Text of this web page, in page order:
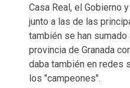
Casa Real, el Gobierno
junto a las de las
también se han
provincia de Granada
daba también en redes
los "campeones".